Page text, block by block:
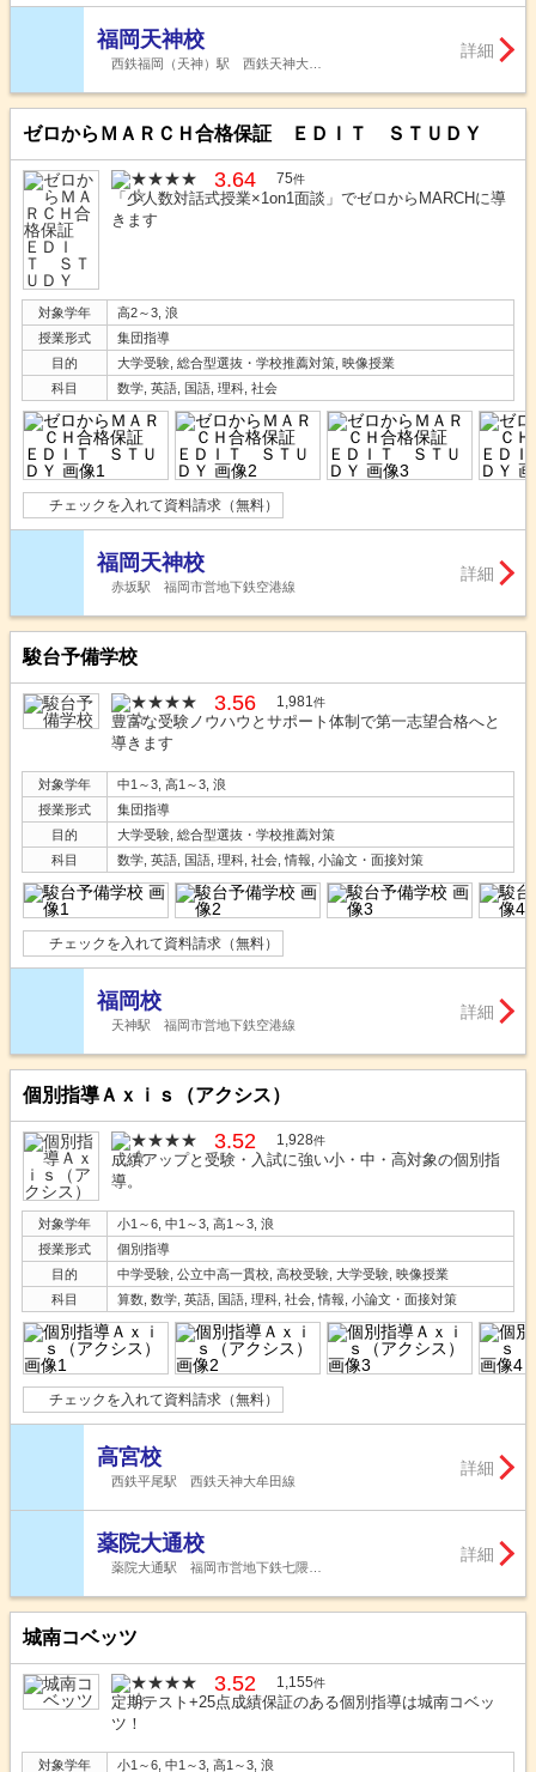
福岡天神校
西鉄福岡（天神）駅 西鉄天神大…
詳細
ゼロからＭＡＲＣＨ合格保証 ＥＤＩＴ ＳＴＵＤＹ
3.64 75件
「少人数対話式授業×1on1面談」でゼロからMARCHに導
きます
対象学年
高2～3, 浪
授業形式
集団指導
目的
大学受験, 総合型選抜・学校推薦対策, 映像授業
科目
数学, 英語, 国語, 理科, 社会
チェックを入れて資料請求（無料）
福岡天神校
赤坂駅 福岡市営地下鉄空港線
詳細
駿台予備学校
3.56 1,981件
豊富な受験ノウハウとサポート体制で第一志望合格へと
導きます
対象学年
中1～3, 高1～3, 浪
授業形式
集団指導
目的
大学受験, 総合型選抜・学校推薦対策
科目
数学, 英語, 国語, 理科, 社会, 情報, 小論文・面接対策
チェックを入れて資料請求（無料）
福岡校
天神駅 福岡市営地下鉄空港線
詳細
個別指導Ａｘｉｓ（アクシス）
3.52 1,928件
成績アップと受験・入試に強い小・中・高対象の個別指
導。
対象学年
小1～6, 中1～3, 高1～3, 浪
授業形式
個別指導
目的
中学受験, 公立中高一貫校, 高校受験, 大学受験, 映像授業
科目
算数, 数学, 英語, 国語, 理科, 社会, 情報, 小論文・面接対策
チェックを入れて資料請求（無料）
高宮校
西鉄平尾駅 西鉄天神大牟田線
詳細
薬院大通校
薬院大通駅 福岡市営地下鉄七隈…
詳細
城南コベッツ
3.52 1,155件
定期テスト+25点成績保証のある個別指導は城南コベッ
ツ！
対象学年 小1～6, 中1～3, 高1～3, 浪